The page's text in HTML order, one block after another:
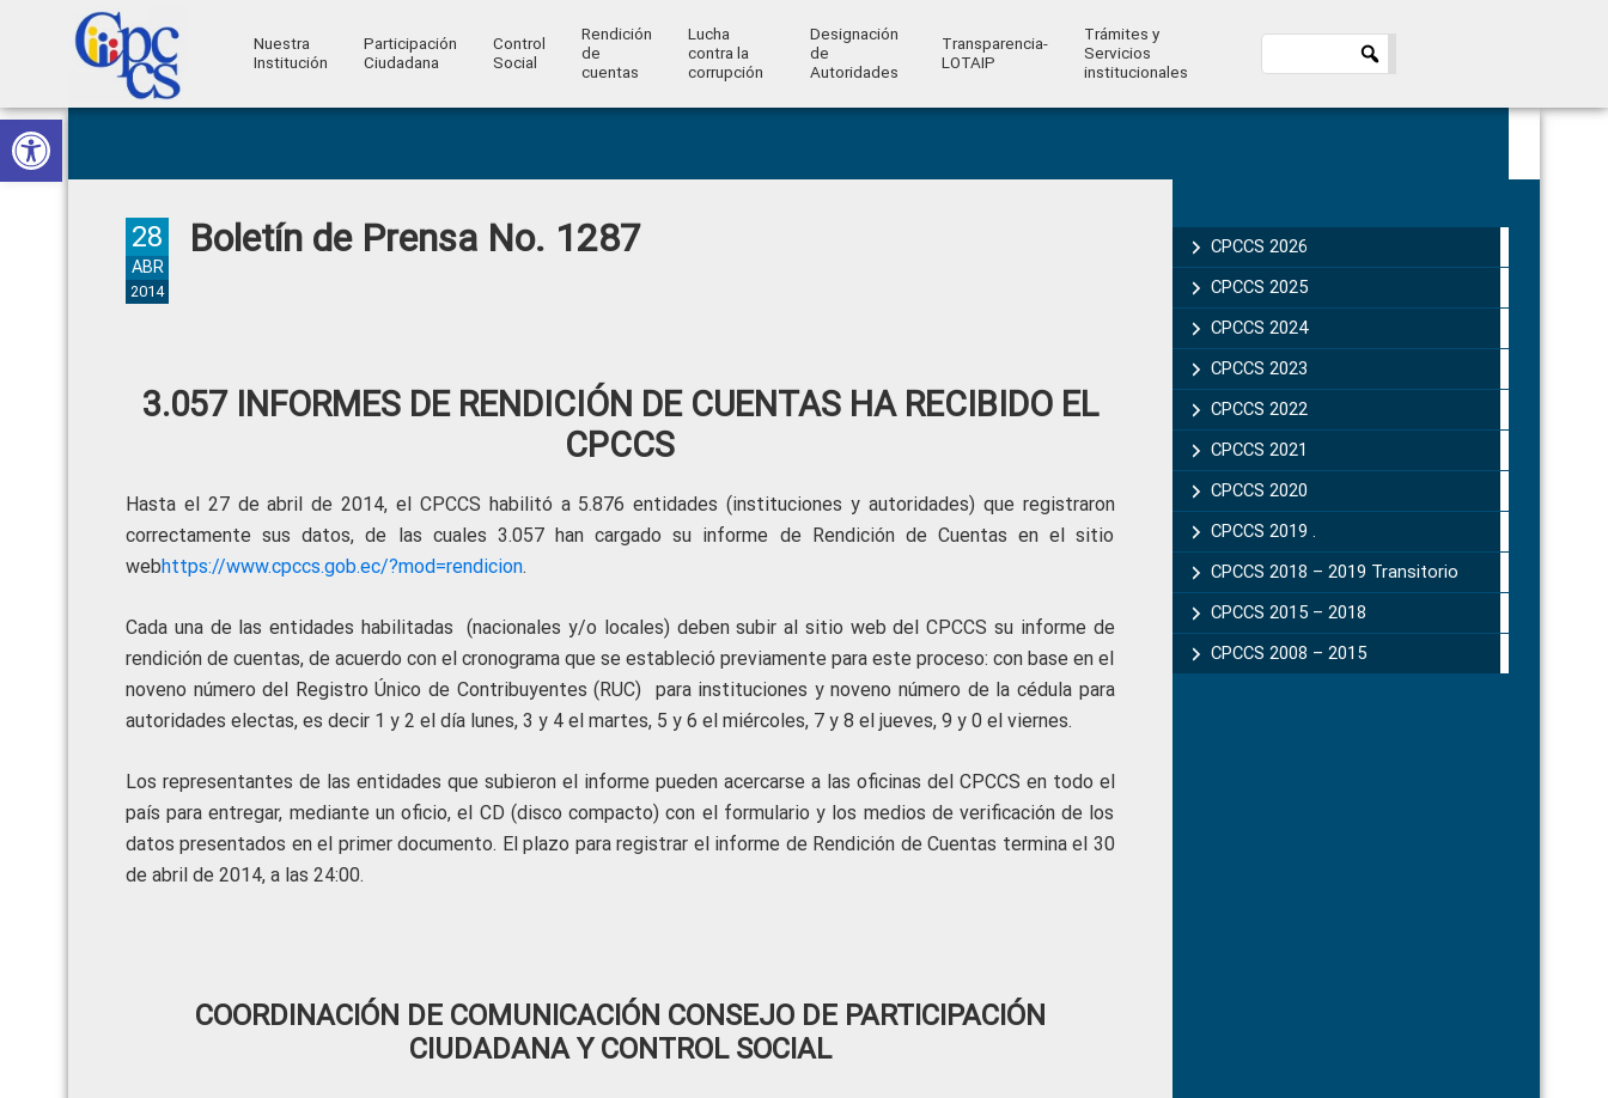
Abrir barra de herramientas
Skip
to
primary
Skip
to
main
Skip
to
primary
Skip
to
footer
Ciudadana
Control
Ciudadano
Nuestra
Institución
Participación
Ciudadana
Control
Social
Rendición
de
cuentas
Lucha
contra la
corrupción
Designación
de
Autoridades
Transparencia-
LOTAIP
Trámites y
Servicios
institucionales
Boletín de Prensa No. 1287
28
ABR
2014
3.057 INFORMES DE RENDICIÓN DE CUENTAS HA RECIBIDO EL
CPCCS
Hasta el 27 de abril de 2014, el CPCCS habilitó a 5.876 entidades (instituciones y autoridades) que registraron
correctamente sus datos, de las cuales 3.057 han cargado su informe de Rendición de Cuentas en el sitio
webhttps://www.cpccs.gob.ec/?mod=rendicion.
Cada una de las entidades habilitadas (nacionales y/o locales) deben subir al sitio web del CPCCS su informe de
rendición de cuentas, de acuerdo con el cronograma que se estableció previamente para este proceso: con base en el
noveno número del Registro Único de Contribuyentes (RUC) para instituciones y noveno número de la cédula para
autoridades electas, es decir 1 y 2 el día lunes, 3 y 4 el martes, 5 y 6 el miércoles, 7 y 8 el jueves, 9 y 0 el viernes.
Los representantes de las entidades que subieron el informe pueden acercarse a las oficinas del CPCCS en todo el
país para entregar, mediante un oficio, el CD (disco compacto) con el formulario y los medios de verificación de los
datos presentados en el primer documento. El plazo para registrar el informe de Rendición de Cuentas termina el 30
de abril de 2014, a las 24:00.
COORDINACIÓN DE COMUNICACIÓN CONSEJO DE PARTICIPACIÓN
CIUDADANA Y CONTROL SOCIAL
Sidebar
CPCCS 2026
CPCCS 2025
CPCCS 2024
CPCCS 2023
CPCCS 2022
CPCCS 2021
CPCCS 2020
CPCCS 2019 .
CPCCS 2018 – 2019 Transitorio
CPCCS 2015 – 2018
CPCCS 2008 – 2015